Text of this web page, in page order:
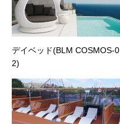
デイベッド(BLM COSMOS-0
2)